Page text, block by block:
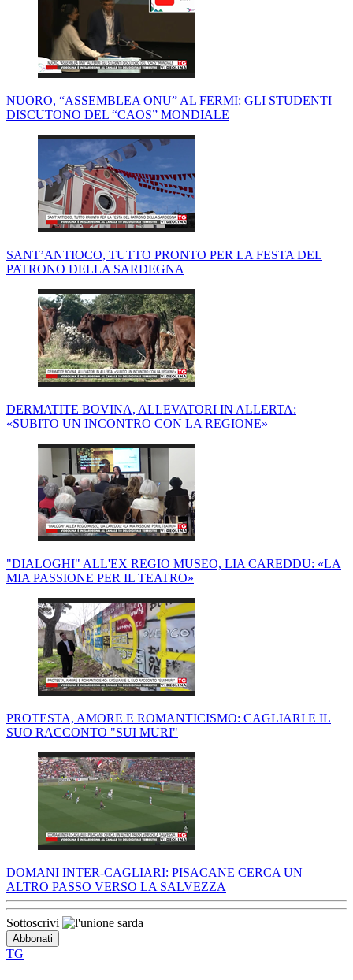
NUORO, “ASSEMBLEA ONU” AL FERMI: GLI STUDENTI
DISCUTONO DEL “CAOS” MONDIALE
SANT’ANTIOCO, TUTTO PRONTO PER LA FESTA DEL
PATRONO DELLA SARDEGNA
DERMATITE BOVINA, ALLEVATORI IN ALLERTA:
«SUBITO UN INCONTRO CON LA REGIONE»
"DIALOGHI" ALL'EX REGIO MUSEO, LIA CAREDDU: «LA
MIA PASSIONE PER IL TEATRO»
PROTESTA, AMORE E ROMANTICISMO: CAGLIARI E IL
SUO RACCONTO "SUI MURI"
DOMANI INTER-CAGLIARI: PISACANE CERCA UN
ALTRO PASSO VERSO LA SALVEZZA
Sottoscrivi
TG